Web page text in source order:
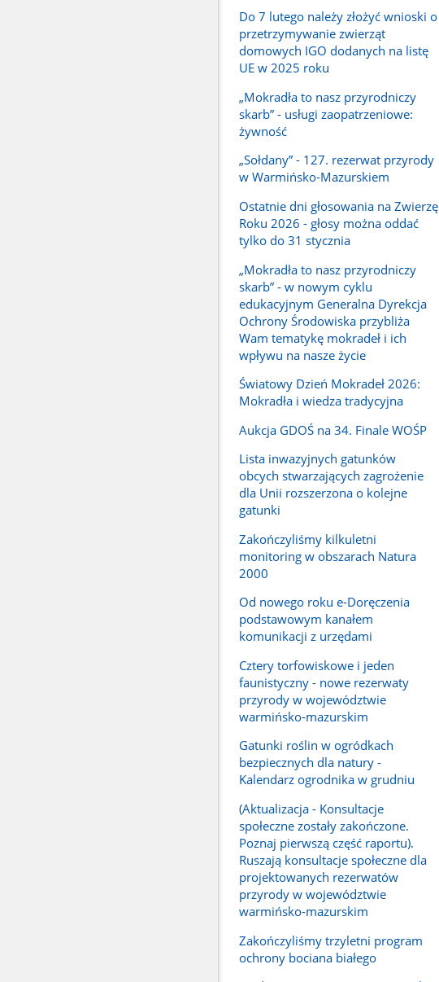
Do 7 lutego należy złożyć wnioski o
przetrzymywanie zwierząt
domowych IGO dodanych na listę
UE w 2025 roku
„Mokradła to nasz przyrodniczy
skarb” - usługi zaopatrzeniowe:
żywność
„Sołdany” - 127. rezerwat przyrody
w Warmińsko-Mazurskiem
Ostatnie dni głosowania na Zwierzę
Roku 2026 - głosy można oddać
tylko do 31 stycznia
„Mokradła to nasz przyrodniczy
skarb” - w nowym cyklu
edukacyjnym Generalna Dyrekcja
Ochrony Środowiska przybliża
Wam tematykę mokradeł i ich
wpływu na nasze życie
Światowy Dzień Mokradeł 2026:
Mokradła i wiedza tradycyjna
Aukcja GDOŚ na 34. Finale WOŚP
Lista inwazyjnych gatunków
obcych stwarzających zagrożenie
dla Unii rozszerzona o kolejne
gatunki
Zakończyliśmy kilkuletni
monitoring w obszarach Natura
2000
Od nowego roku e-Doręczenia
podstawowym kanałem
komunikacji z urzędami
Cztery torfowiskowe i jeden
faunistyczny - nowe rezerwaty
przyrody w województwie
warmińsko-mazurskim
Gatunki roślin w ogródkach
bezpiecznych dla natury -
Kalendarz ogrodnika w grudniu
(Aktualizacja - Konsultacje
społeczne zostały zakończone.
Poznaj pierwszą część raportu).
Ruszają konsultacje społeczne dla
projektowanych rezerwatów
przyrody w województwie
warmińsko-mazurskim
Zakończyliśmy trzyletni program
ochrony bociana białego